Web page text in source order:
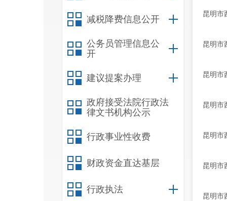
减税降费信息公开
公务员管理信息公
开
建议提案办理
政府接受法院行政法
律文书机构公示
行政事业性收费
财政资金直达基层
行政执法
昆明市
昆明市
昆明市
昆明市
昆明市
昆明市
昆明市